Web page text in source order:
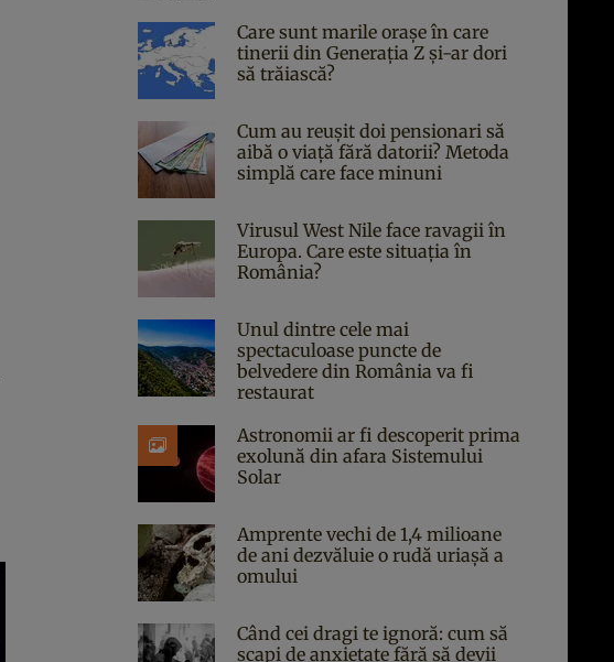
Care sunt marile orașe în care
tinerii din Generația Z și-ar dori
să trăiască?
Cum au reușit doi pensionari să
aibă o viață fără datorii? Metoda
simplă care face minuni
Virusul West Nile face ravagii în
Europa. Care este situația în
România?
Unul dintre cele mai
spectaculoase puncte de
belvedere din România va fi
restaurat
Astronomii ar fi descoperit prima
exolună din afara Sistemului
Solar
Amprente vechi de 1,4 milioane
de ani dezvăluie o rudă uriașă a
omului
Când cei dragi te ignoră: cum să
scapi de anxietate fără să devii